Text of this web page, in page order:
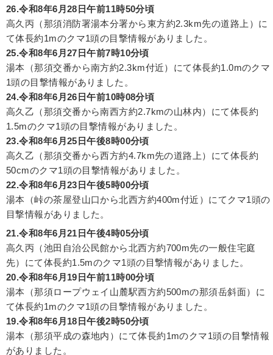
26.令和8年6月28日午前11時50分頃
高久丙（那須消防署湯本分署から東方約2.3km先の道路上）に
て体長約1mのクマ1頭の目撃情報がありました。
25.令和8年6月27日午前7時10分頃
湯本（那須交番から南方約2.3km付近）にて体長約1.0mのクマ
1頭の目撃情報がありました。
24.令和8年6月26日午前10時08分頃
高久乙（那須交番から南西方約2.7kmの山林内）にて体長約
1.5mのクマ1頭の目撃情報がありました。
23.令和8年6月25日午後8時00分頃
高久乙（那須交番から西方約4.7km先の道路上）にて体長約
50cmのクマ1頭の目撃情報がありました。
22.令和8年6月23日午後5時00分頃
湯本（峠の茶屋登山口から北西方約400m付近）にてクマ1頭の
目撃情報がありました。
21.令和8年6月21日午後4時05分頃
高久丙（池田自治公民館から北西方約700m先の一般住宅庭
先）にて体長約1.5mのクマ1頭の目撃情報がありました。
20.令和8年6月19日午前11時00分頃
湯本（那須ロープウェイ山麓駅西方約500mの那須岳斜面）に
て体長約1mのクマ1頭の目撃情報がありました。
19.令和8年6月18日午後2時50分頃
湯本（那須平成の森地内）にて体長約1mのクマ1頭の目撃情報
がありました。